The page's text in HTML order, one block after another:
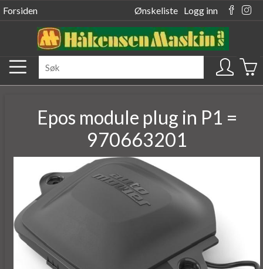
Forsiden Ønskeliste Logg inn
Epos module plug in P1 =
970663201